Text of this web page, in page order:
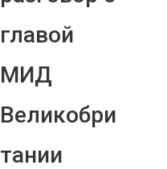
главой
МИД
Великобри
тании